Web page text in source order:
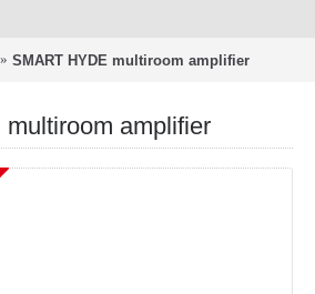
SMART HYDE multiroom amplifier
amplifier